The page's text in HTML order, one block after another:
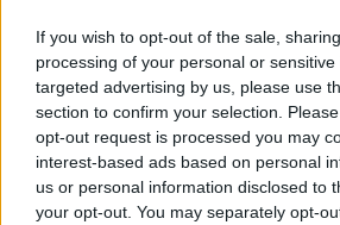
If you wish to opt-out of the sale,
processing of your personal or
targeted advertising by us, please use
section to confirm your selection.
opt-out request is processed you may
interest-based ads based on personal
us or personal information disclosed to
your opt-out. You may separately opt-